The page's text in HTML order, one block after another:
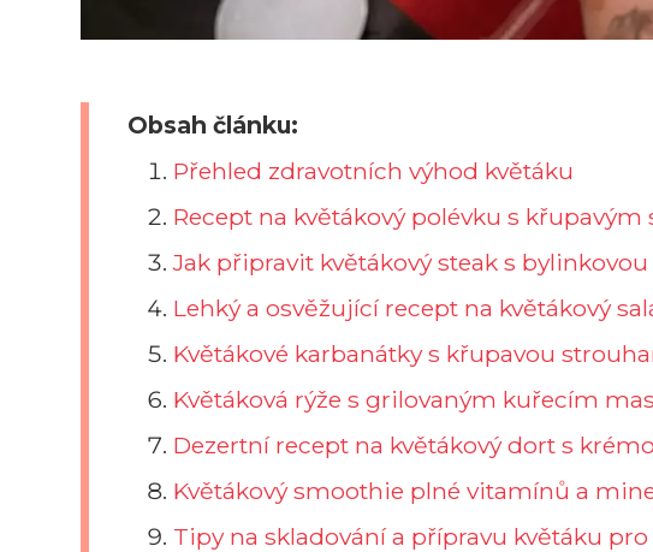
Obsah článku:
Přehled zdravotních výhod květáku
Recept na květákový polévku s
Jak připravit květákový steak s
Lehký a osvěžující recept na květákový
Květákové karbanátky s křupavou
Květáková rýže s grilovaným kuřecím
Dezertní recept na květákový dort s
Květákový smoothie plné vitamínů a
Tipy na skladování a přípravu květáku